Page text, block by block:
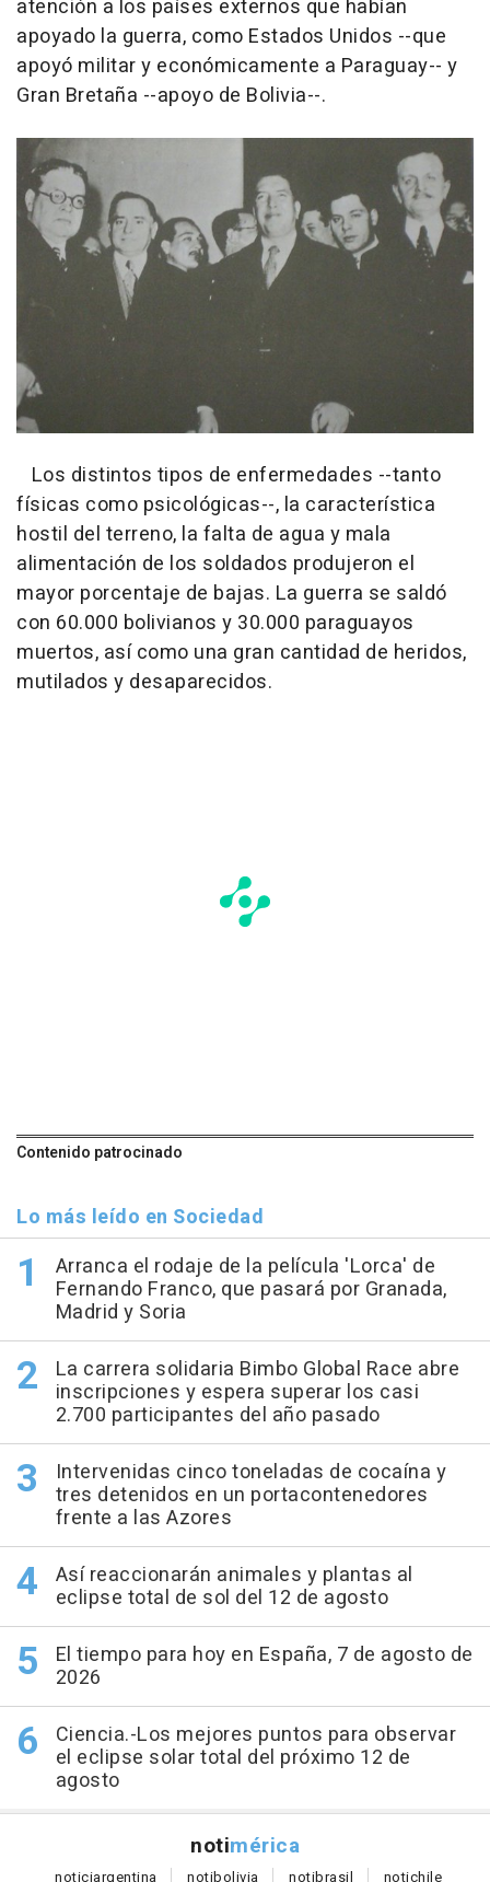
atención a los países externos que habían
apoyado la guerra, como Estados Unidos --que
apoyó militar y económicamente a Paraguay-- y
Gran Bretaña --apoyo de Bolivia--.
Los distintos tipos de enfermedades --tanto
físicas como psicológicas--, la característica
hostil del terreno, la falta de agua y mala
alimentación de los soldados produjeron el
mayor porcentaje de bajas. La guerra se saldó
con 60.000 bolivianos y 30.000 paraguayos
muertos, así como una gran cantidad de heridos,
mutilados y desaparecidos.
Contenido patrocinado
Lo más leído en Sociedad
Arranca el rodaje de la película 'Lorca' de
Fernando Franco, que pasará por Granada,
Madrid y Soria
La carrera solidaria Bimbo Global Race abre
inscripciones y espera superar los casi
2.700 participantes del año pasado
Intervenidas cinco toneladas de cocaína y
tres detenidos en un portacontenedores
frente a las Azores
Así reaccionarán animales y plantas al
eclipse total de sol del 12 de agosto
El tiempo para hoy en España, 7 de agosto de
2026
Ciencia.-Los mejores puntos para observar
el eclipse solar total del próximo 12 de
agosto
notimérica
noticiargentina notibolivia notibrasil notichile